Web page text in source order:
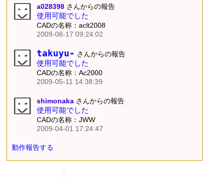
a028398 さんからの報告
使用可能でした
CADの名称：aclt2008
2009-08-17 09:24:02
takuyu- さんからの報告
使用可能でした
CADの名称：Ac2000
2009-05-11 14:38:39
shimonaka さんからの報告
使用可能でした
CADの名称：JWW
2009-04-01 17:24:47
動作報告する